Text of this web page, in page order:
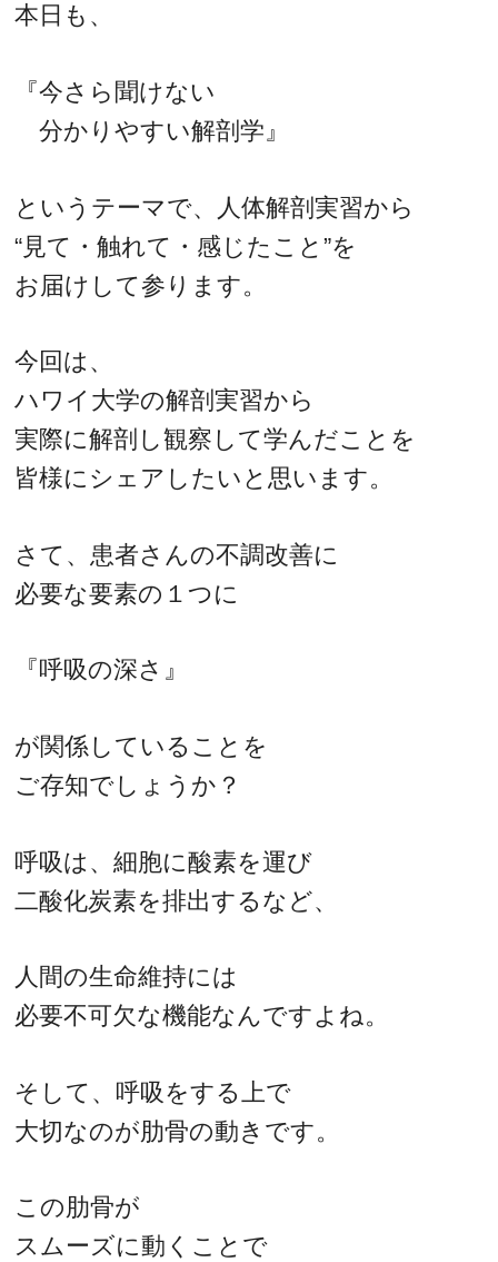
本日も、
『今さら聞けない
分かりやすい解剖学』
というテーマで、人体解剖実習から
“見て・触れて・感じたこと”を
お届けして参ります。
今回は、
ハワイ大学の解剖実習から
実際に解剖し観察して学んだことを
皆様にシェアしたいと思います。
さて、患者さんの不調改善に
必要な要素の１つに
『呼吸の深さ』
が関係していることを
ご存知でしょうか？
呼吸は、細胞に酸素を運び
二酸化炭素を排出するなど、
人間の生命維持には
必要不可欠な機能なんですよね。
そして、呼吸をする上で
大切なのが肋骨の動きです。
この肋骨が
スムーズに動くことで